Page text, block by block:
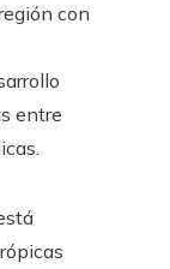
con
entre